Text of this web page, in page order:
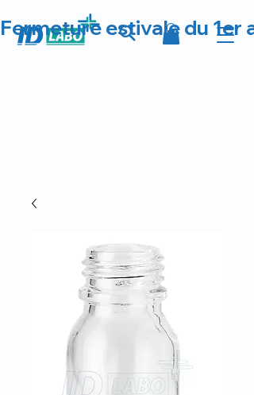
Fermeture estivale du 1er